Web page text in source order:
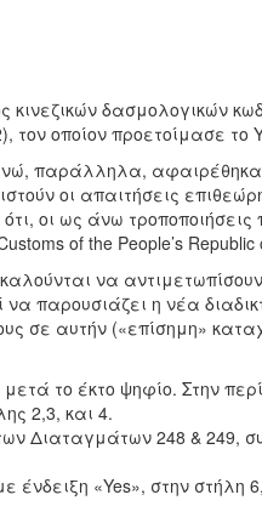
δασμολογικών
τον οποίον προετοίμασε
παράλληλα,
οι απαιτήσεις
οι ως άνω
of the People’s Republic
να
η νέα
σε αυτήν («επίσημη»
μετά το έκτο ψηφίο. Στην
2,3, και 4.
Διαταγμάτων 248 & 249,
ένδειξη «Yes», στην